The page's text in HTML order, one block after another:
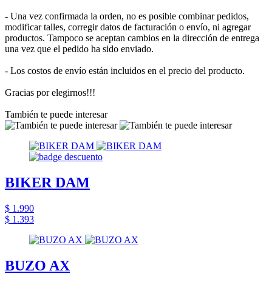
- Una vez confirmada la orden, no es posible combinar pedidos,
modificar talles, corregir datos de facturación o envío, ni agregar
productos. Tampoco se aceptan cambios en la dirección de entrega
una vez que el pedido ha sido enviado.
- Los costos de envío están incluidos en el precio del producto.
Gracias por elegirnos!!!
También te puede interesar
BIKER DAM
$ 1.990
$ 1.393
BUZO AX